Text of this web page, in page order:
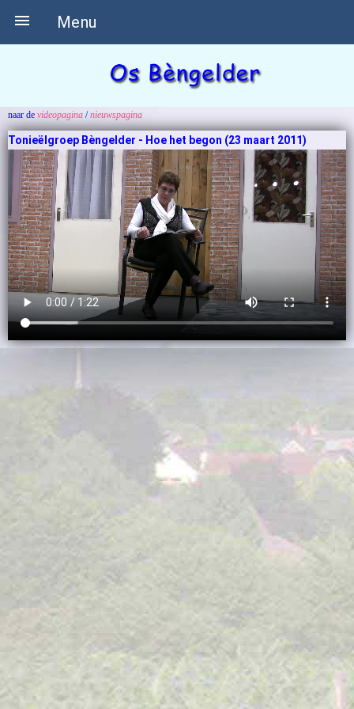
Menu

naar de videopagina /nieuwspagina
Tonieëlgroep Bèngelder - Hoe het begon (23 maart 2011)